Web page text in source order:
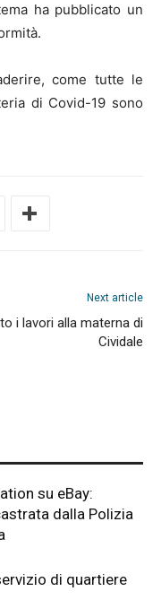
ha pubblicato un
come tutte le
di Covid-19 sono
Next article
i lavori alla materna di
Cividale
su eBay:
dalla Polizia
di quartiere